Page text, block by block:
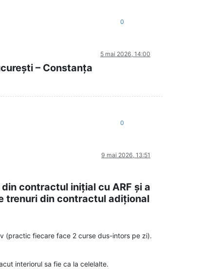
0
5 mai 2026, 14:00
– Constanța
0
9 mai 2026, 13:51
contractul inițial cu ARF și a
trenuri din contractul adițional
(practic fiecare face 2 curse dus-intors pe zi).
interiorul sa fie ca la celelalte.